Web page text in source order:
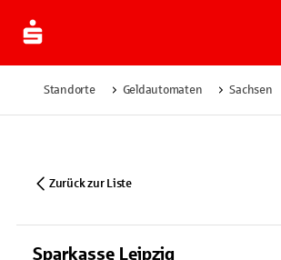
Standorte Geldautomaten Sachsen
Zurück zur Liste
Sparkasse Leipzig